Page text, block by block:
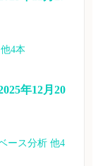
4本
年12月20
ース分析 他4